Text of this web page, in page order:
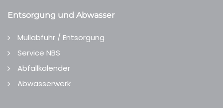
Entsorgung und Abwasser
Müllabfuhr / Entsorgung
Service NBS
Abfallkalender
Abwasserwerk